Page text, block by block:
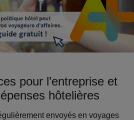
pour l’entreprise et
hôtelières
envoyés en voyages